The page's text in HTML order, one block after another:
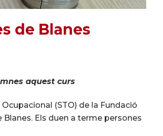
de Blanes
aquest curs
(STO) de la Fundació
Els duen a terme persones